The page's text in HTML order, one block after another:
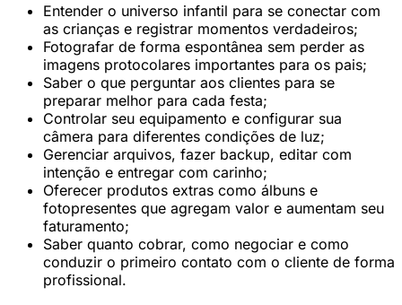
Entender o universo infantil para se conectar com
as crianças e registrar momentos verdadeiros;
Fotografar de forma espontânea sem perder as
imagens protocolares importantes para os pais;
Saber o que perguntar aos clientes para se
preparar melhor para cada festa;
Controlar seu equipamento e configurar sua
câmera para diferentes condições de luz;
Gerenciar arquivos, fazer backup, editar com
intenção e entregar com carinho;
Oferecer produtos extras como álbuns e
fotopresentes que agregam valor e aumentam seu
faturamento;
Saber quanto cobrar, como negociar e como
conduzir o primeiro contato com o cliente de forma
profissional.